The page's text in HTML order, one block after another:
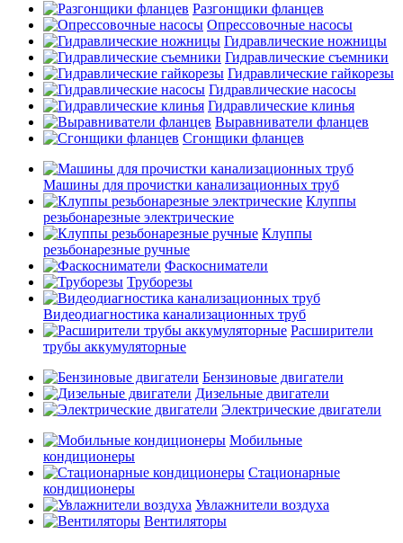
Разгонщики фланцев
Опрессовочные насосы
Гидравлические ножницы
Гидравлические съемники
Гидравлические гайкорезы
Гидравлические насосы
Гидравлические клинья
Выравниватели фланцев
Сгонщики фланцев
Машины для прочистки канализационных труб
Клуппы
резьбонарезные электрические
Клуппы
резьбонарезные ручные
Фаскосниматели
Труборезы
Видеодиагностика канализационных труб
Расширители
трубы аккумуляторные
Бензиновые двигатели
Дизельные двигатели
Электрические двигатели
Мобильные
кондиционеры
Стационарные
кондиционеры
Увлажнители воздуха
Вентиляторы